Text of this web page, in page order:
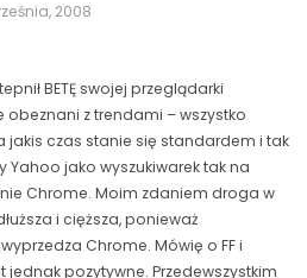
2008
BETĘ swojej przeglądarki
obeznani z trendami – wszystko
jakis czas stanie się standardem i tak
Yahoo jako wyszukiwarek tak na
Chrome. Moim zdaniem droga w
i cięższa, ponieważ
Chrome. Mówię o FF i
jednak pozytywne. Przedewszystkim